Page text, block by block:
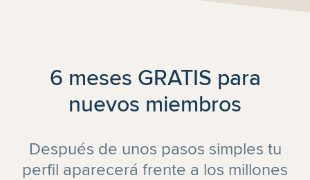
6 meses GRATIS para
nuevos miembros
Después de unos pasos simples tu
perfil aparecerá frente a los millones